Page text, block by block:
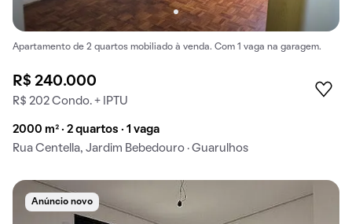
Apartamento de 2 quartos mobiliado à venda. Com 1 vaga na garagem.
R$ 240.000
R$ 202 Condo. + IPTU
2000 m² · 2 quartos · 1 vaga
Rua Centella, Jardim Bebedouro · Guarulhos
Anúncio novo